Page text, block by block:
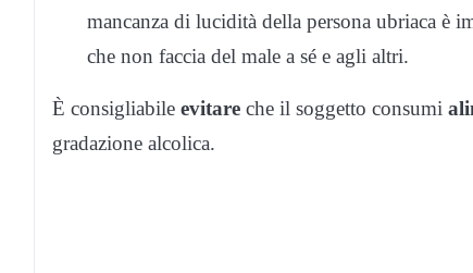
mancanza di lucidità della persona ubriaca è
che non faccia del male a sé e agli altri.
È consigliabile evitare che il soggetto consumi
gradazione alcolica.